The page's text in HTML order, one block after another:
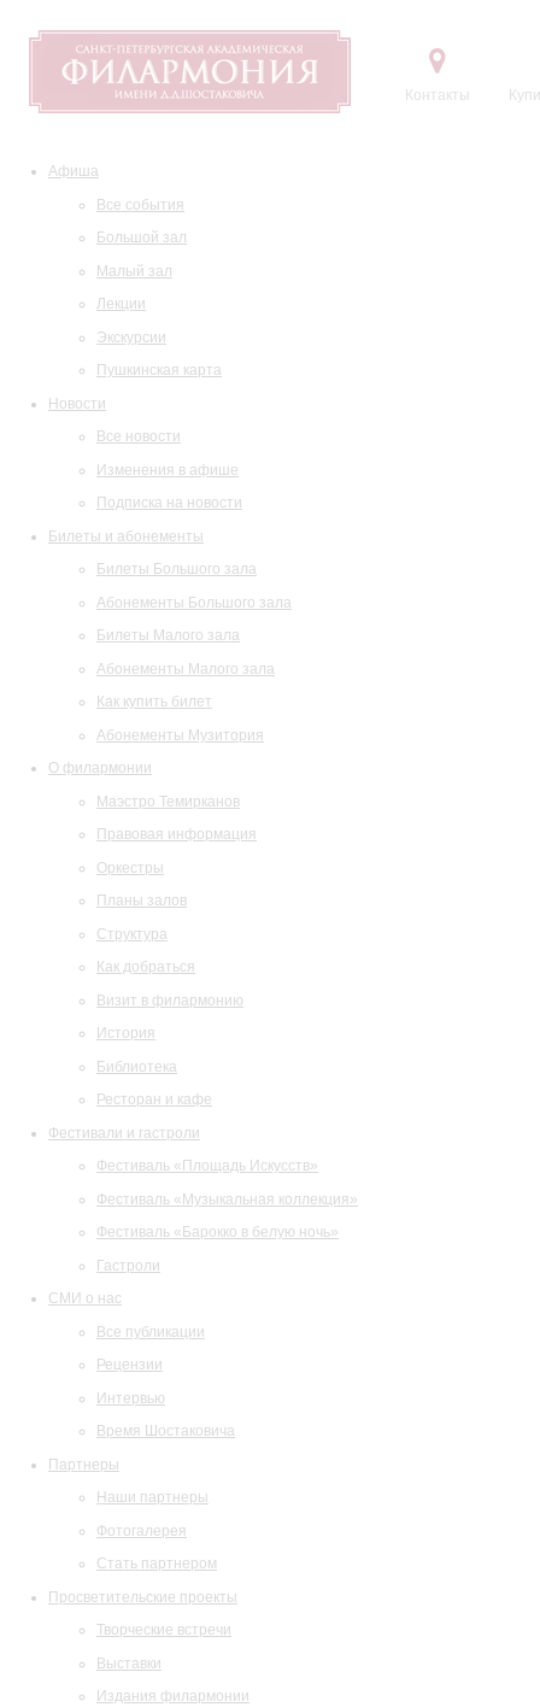
Контакты
Афиша
Все события
Большой зал
Малый зал
Лекции
Экскурсии
Пушкинская карта
Новости
Все новости
Изменения в афише
Подписка на новости
Билеты и абонементы
Билеты Большого зала
Абонементы Большого зала
Билеты Малого зала
Абонементы Малого зала
Как купить билет
Абонементы Музитория
О филармонии
Маэстро Темирканов
Правовая информация
Оркестры
Планы залов
Структура
Как добраться
Визит в филармонию
История
Библиотека
Ресторан и кафе
Фестивали и гастроли
Фестиваль «Площадь Искусств»
Фестиваль «Музыкальная коллекция»
Фестиваль «Барокко в белую ночь»
Гастроли
СМИ о нас
Все публикации
Рецензии
Интервью
Время Шостаковича
Партнеры
Наши партнеры
Фотогалерея
Стать партнером
Просветительские проекты
Творческие встречи
Выставки
Издания филармонии